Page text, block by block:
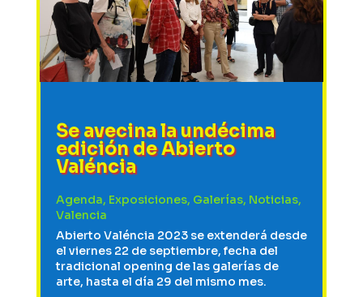
Se avecina la undécima
edición de Abierto
Valéncia
Agenda, Exposiciones, Galerías, Noticias,
Valencia
Abierto Valéncia 2023 se extenderá desde
el viernes 22 de septiembre, fecha del
tradicional opening de las galerías de
arte, hasta el día 29 del mismo mes.